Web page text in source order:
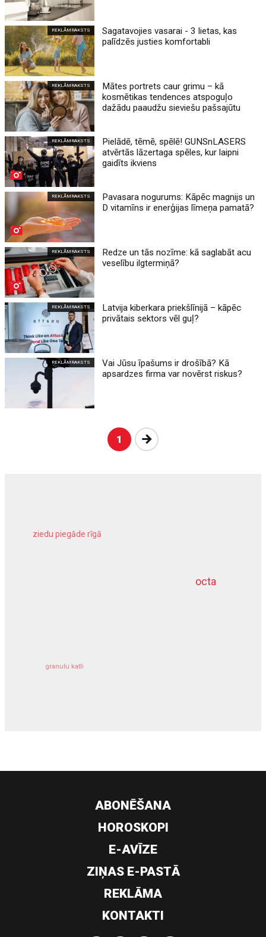
REKLĀMRAKSTS
Sagatavojies vasarai - 3 lietas, kas
palīdzēs justies komfortabli
REKLĀMRAKSTS
Mātes portrets caur grimu – kā
kosmētikas tendences atspoguļo
dažādu paaudžu sieviešu pašsajūtu
REKLĀMRAKSTS
Pielādē, tēmē, spēlē! GUNSnLASERS
atvērtās lāzertaga spēles, kur laipni
gaidīts ikviens
REKLĀMRAKSTS
Pavasara nogurums: Kāpēc magnijs un
D vitamīns ir enerģijas līmeņa pamatā?
REKLĀMRAKSTS
Redze un tās nozīme: kā saglabāt acu
veselību ilgtermiņā?
REKLĀMRAKSTS
Latvija kiberkara priekšlīnijā – kāpēc
privātais sektors vēl guļ?
REKLĀMRAKSTS
Vai Jūsu īpašums ir drošībā? Kā
apsardzes firma var novērst riskus?
1 Nākošā
octa
ziedu piegāde rīgā
granulu katli
dziļurbums
ABONĒŠANA
HOROSKOPI
E-AVĪZE
ZIŅAS E-PASTĀ
REKLĀMA
KONTAKTI